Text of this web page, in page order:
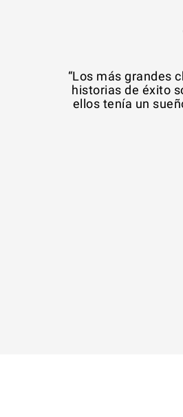
“Los más grandes
historias de éxito
ellos tenía un